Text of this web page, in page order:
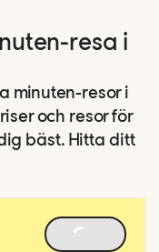
resa i
minuten-resor i
och resor för
bäst. Hitta ditt